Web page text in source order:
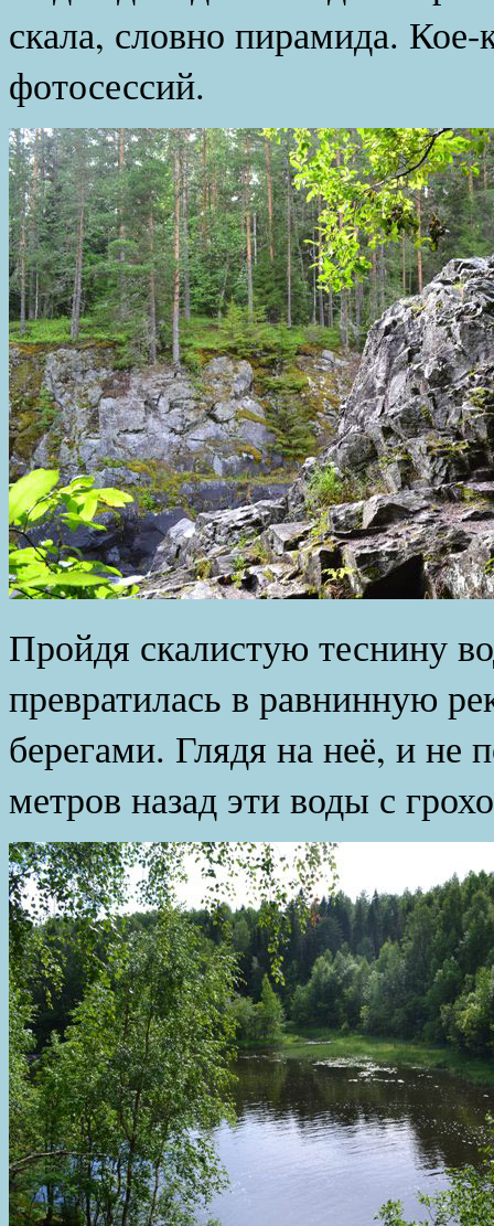
скала, словно пирамида. Кое-
фотосессий.
Пройдя скалистую теснину
превратилась в равнинную
берегами. Глядя на неё, и не
метров назад эти воды с